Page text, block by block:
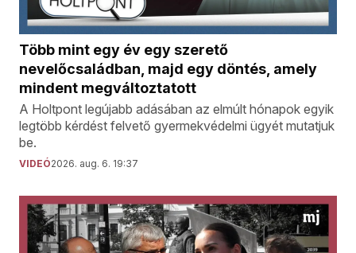
Több mint egy év egy szerető
nevelőcsaládban, majd egy döntés, amely
mindent megváltoztatott
A Holtpont legújabb adásában az elmúlt hónapok egyik
legtöbb kérdést felvető gyermekvédelmi ügyét mutatjuk
be.
VIDEÓ2026. aug. 6. 19:37